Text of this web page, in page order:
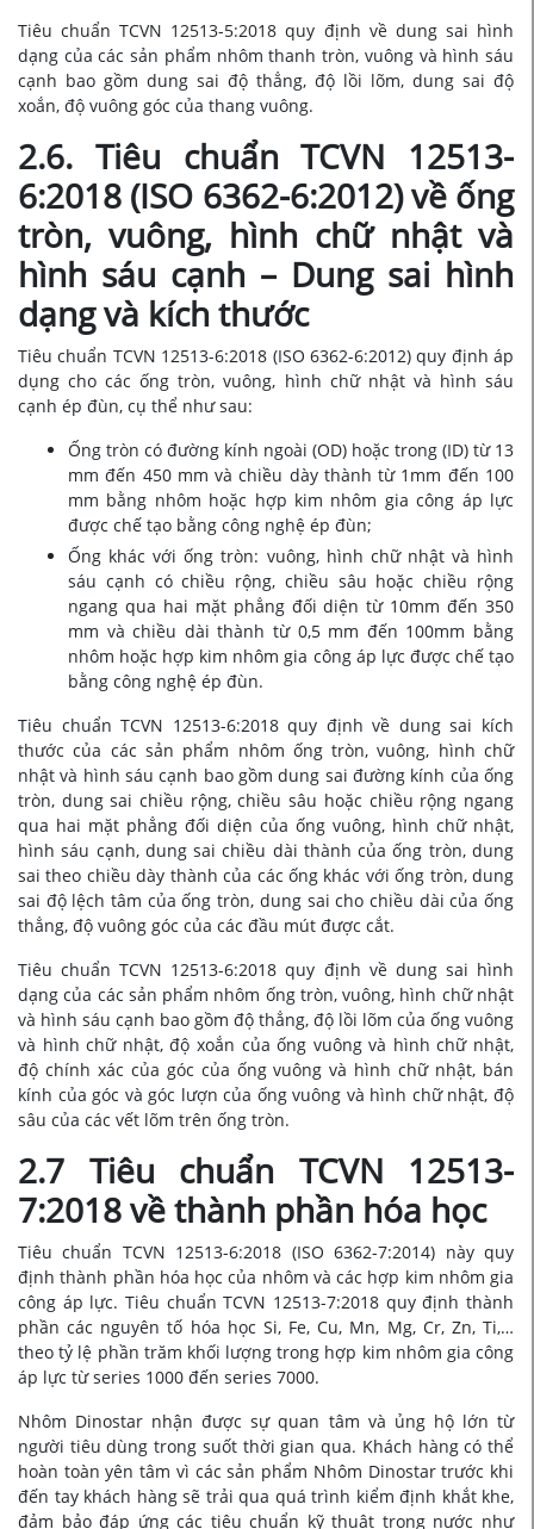
Tiêu chuẩn TCVN 12513-5:2018 quy định về dung sai hình
dạng của các sản phẩm nhôm thanh tròn, vuông và hình sáu
cạnh bao gồm dung sai độ thẳng, độ lồi lõm, dung sai độ
xoắn, độ vuông góc của thang vuông.
2.6. Tiêu chuẩn TCVN 12513-
6:2018 (ISO 6362-6:2012) về ống
tròn, vuông, hình chữ nhật và
hình sáu cạnh – Dung sai hình
dạng và kích thước
Tiêu chuẩn TCVN 12513-6:2018 (ISO 6362-6:2012) quy định áp
dụng cho các ống tròn, vuông, hình chữ nhật và hình sáu
cạnh ép đùn, cụ thể như sau:
Ống tròn có đường kính ngoài (OD) hoặc trong (ID) từ 13
mm đến 450 mm và chiều dày thành từ 1mm đến 100
mm bằng nhôm hoặc hợp kim nhôm gia công áp lực
được chế tạo bằng công nghệ ép đùn;
Ống khác với ống tròn: vuông, hình chữ nhật và hình
sáu cạnh có chiều rộng, chiều sâu hoặc chiều rộng
ngang qua hai mặt phẳng đối diện từ 10mm đến 350
mm và chiều dài thành từ 0,5 mm đến 100mm bằng
nhôm hoặc hợp kim nhôm gia công áp lực được chế tạo
bằng công nghệ ép đùn.
Tiêu chuẩn TCVN 12513-6:2018 quy định về dung sai kích
thước của các sản phẩm nhôm ống tròn, vuông, hình chữ
nhật và hình sáu cạnh bao gồm dung sai đường kính của ống
tròn, dung sai chiều rộng, chiều sâu hoặc chiều rộng ngang
qua hai mặt phẳng đối diện của ống vuông, hình chữ nhật,
hình sáu cạnh, dung sai chiều dài thành của ống tròn, dung
sai theo chiều dày thành của các ống khác với ống tròn, dung
sai độ lệch tâm của ống tròn, dung sai cho chiều dài của ống
thẳng, độ vuông góc của các đầu mút được cắt.
Tiêu chuẩn TCVN 12513-6:2018 quy định về dung sai hình
dạng của các sản phẩm nhôm ống tròn, vuông, hình chữ nhật
và hình sáu cạnh bao gồm độ thẳng, độ lồi lõm của ống vuông
và hình chữ nhật, độ xoắn của ống vuông và hình chữ nhật,
độ chính xác của góc của ống vuông và hình chữ nhật, bán
kính của góc và góc lượn của ống vuông và hình chữ nhật, độ
sâu của các vết lõm trên ống tròn.
2.7 Tiêu chuẩn TCVN 12513-
7:2018 về thành phần hóa học
Tiêu chuẩn TCVN 12513-6:2018 (ISO 6362-7:2014) này quy
định thành phần hóa học của nhôm và các hợp kim nhôm gia
công áp lực. Tiêu chuẩn TCVN 12513-7:2018 quy định thành
phần các nguyên tố hóa học Si, Fe, Cu, Mn, Mg, Cr, Zn, Ti,…
theo tỷ lệ phần trăm khối lượng trong hợp kim nhôm gia công
áp lực từ series 1000 đến series 7000.
Nhôm Dinostar nhận được sự quan tâm và ủng hộ lớn từ
người tiêu dùng trong suốt thời gian qua. Khách hàng có thể
hoàn toàn yên tâm vì các sản phẩm Nhôm Dinostar trước khi
đến tay khách hàng sẽ trải qua quá trình kiểm định khắt khe,
đảm bảo đáp ứng các tiêu chuẩn kỹ thuật trong nước như